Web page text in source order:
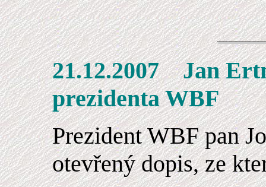
21.12.2007
prezidenta WBF
Prezident WBF pan
otevřený dopis, ze